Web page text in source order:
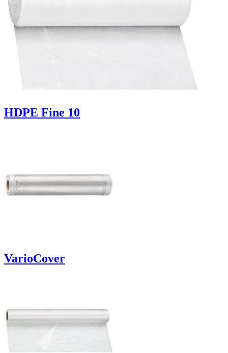
HDPE Fine 10
VarioCover